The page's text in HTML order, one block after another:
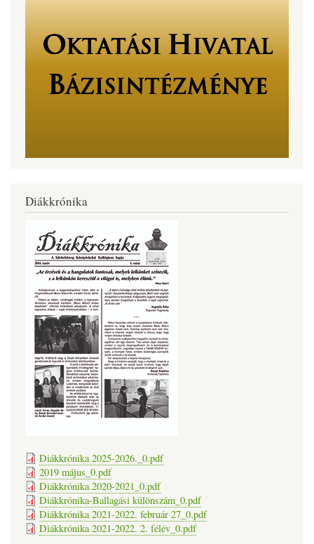
Diákkrónika
Diákkrónika 2025-2026._0.pdf
2019 május_0.pdf
Diákkrónika 2020-2021_0.pdf
Diákkrónika-Ballagási különszám_0.pdf
Diákkrónika 2021-2022. február 27_0.pdf
Diákkrónika 2021-2022. 2. félév_0.pdf